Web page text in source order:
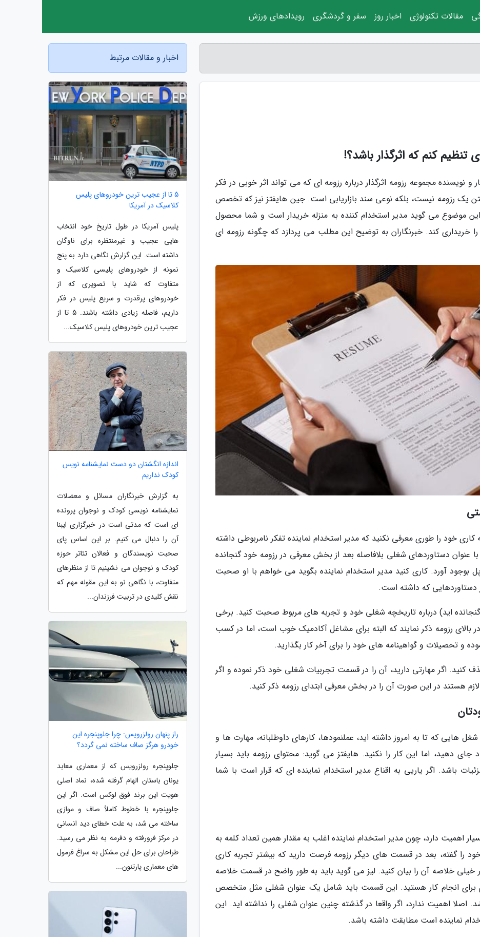
کنم که اثرگذار باشد؟!
مجموعه رزومه اثرگذار درباره رزومه ای که می تواند اثر خوبی در فکر
یک رزومه نیست، بلکه نوعی سند بازاریابی است. جین هایفتز نیز که تخصص
این موضوع می گوید مدیر استخدام کننده به منزله خریدار است و شما محصول
خریداری کند. خبرنگاران به توضیح این مطلب می پردازد که چگونه رزومه ای
خود را طوری معرفی نکنید که مدیر استخدام نماینده تفکر نامربوطی داشته
با عنوان دستاوردهای شغلی بلافاصله بعد از بخش معرفی در رزومه خود گنجانده
آورد. کاری کنید مدیر استخدام نماینده بگوید می خواهم با او صحبت
دستاوردهایی که داشته است.
اید) درباره تاریخچه شغلی خود و تجربه های مربوط صحبت کنید. برخی
بالای رزومه ذکر نمایند که البته برای مشاغل آکادمیک خوب است، اما در کسب
و تحصیلات و گواهینامه های خود را برای آخر کار بگذارید.
اگر مهارتی دارید، آن را در قسمت تجربیات شغلی خود ذکر نموده و اگر
هستند در این صورت آن را در بخش معرفی ابتدای رزومه ذکر کنید.
که تا به امروز داشته اید، عملنمودها، کارهای داوطلبانه، مهارت ها و
جای دهید، اما این کار را نکنید. هایفتز می گوید: محتوای رزومه باید بسیار
باشد. اگر یاریی به اقناع مدیر استخدام نماینده ای که قرار است با شما
بسیار اهمیت دارد، چون مدیر استخدام نماینده اغلب به مقدار همین تعداد کلمه به
را گفته، بعد در قسمت های دیگر رزومه فرصت دارید که بیشتر تجربه کاری
خیلی خلاصه آن را بیان کنید. لیز می گوید باید به طور واضح در قسمت خلاصه
برای انجام کار هستید. این قسمت باید شامل یک عنوان شغلی مثل متخصص
اصلا اهمیت ندارد، اگر واقعا در گذشته چنین عنوان شغلی را نداشته اید. این
نماینده است مطابقت داشته باشد.
اخبار و مقالات مرتبط
5 تا از عجیب ترین خودروهای پلیس
کلاسیک در آمریکا
پلیس آمریکا در طول تاریخ خود انتخاب
هایی عجیب و غیرمنتظره برای ناوگان
داشته است. این گزارش نگاهی دارد به پنج
نمونه از خودروهای پلیسی کلاسیک و
متفاوت که شاید با تصویری که از
خودروهای پرقدرت و سریع پلیس در فکر
داریم، فاصله زیادی داشته باشند. 5 تا از
عجیب ترین خودروهای پلیس کلاسیک...
اندازه انگشتان دو دست نمایشنامه نویس
کودک نداریم
به گزارش خبرنگاران مسائل و معضلات
نمایشنامه نویسی کودک و نوجوان پرونده
ای است که مدتی است در خبرگزاری ایبنا
آن را دنبال می کنیم. بر این اساس پای
صحبت نویسندگان و فعالان تئاتر حوزه
کودک و نوجوان می نشینیم تا از منظرهای
متفاوت، با نگاهی نو به این مقوله مهم که
نقش کلیدی در تربیت فرزندان...
راز پنهان رولزرویس: چرا جلوپنجره این
خودرو هرگز صاف ساخته نمی گردد؟
جلوپنجره رولزرویس که از معماری معابد
یونان باستان الهام گرفته شده، نماد اصلی
هویت این برند فوق لوکس است. اگر این
جلوپنجره با خطوط کاملاً صاف و موازی
ساخته می شد، به علت خطای دید انسانی
در مرکز فرورفته و دفرمه به نظر می رسید.
طراحان برای حل این مشکل به سراغ فرمول
های معماری پارتنون...
مقالات تکنولوژی اخبار روز سفر و گردشگری رویدادهای ورزش